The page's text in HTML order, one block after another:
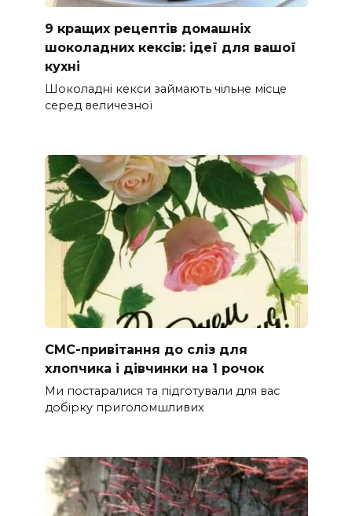
9 кращих рецептів домашніх
шоколадних кексів: ідеї для вашої
кухні
Шоколадні кекси займають чільне місце
серед величезної
СМС-привітання до сліз для
хлопчика і дівчинки на 1 рочок
Ми постаралися та підготували для вас
добірку приголомшливих